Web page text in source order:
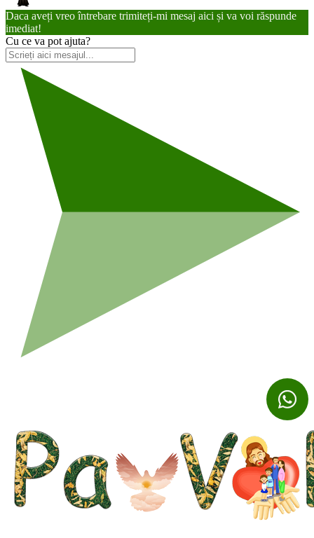
Daca aveți vreo întrebare trimiteți-mi mesaj aici și va voi răspunde
imediat!
Cu ce va pot ajuta?